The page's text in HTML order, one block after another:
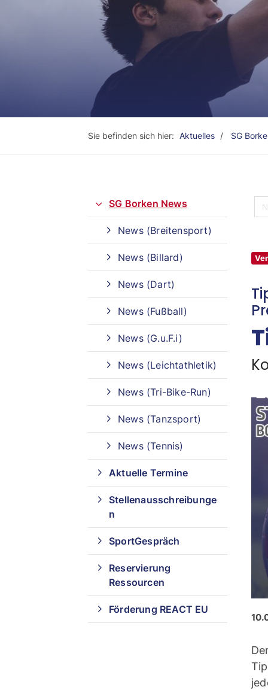
Sie befinden sich hier: Aktuelles SG
SG Borken News
News (Breitensport)
News (Billard)
News (Dart)
News (Fußball)
News (G.u.F.i)
News (Leichtathletik)
News (Tri-Bike-Run)
News (Tanzsport)
News (Tennis)
Aktuelle Termine
Stellenausschreibunge
n
SportGespräch
Reservierung
Ressourcen
Förderung REACT EU
Quicklinks
Sportangebote finden
Unser Sportangebot
Sportangebot A-Z